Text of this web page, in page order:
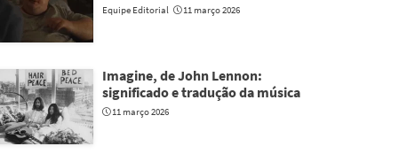
Equipe Editorial 11 março 2026
Imagine, de John Lennon:
significado e tradução da música
11 março 2026